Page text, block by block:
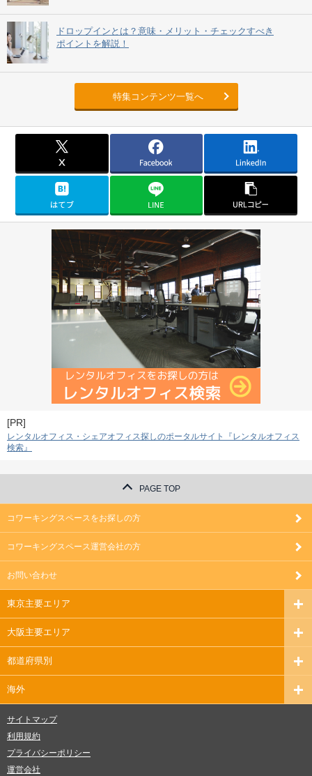
ドロップインとは？意味・メリット・チェックすべき
ポイントを解説！
特集コンテンツ一覧へ
[PR]
レンタルオフィス・シェアオフィス探しのポータルサイト『レンタルオフィス
検索』
PAGE TOP
コワーキングスペースをお探しの方
コワーキングスペース運営会社の方
お問い合わせ
東京主要エリア
大阪主要エリア
都道府県別
海外
サイトマップ
利用規約
プライバシーポリシー
運営会社